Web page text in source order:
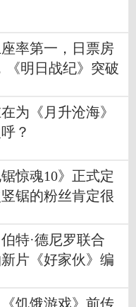
率第一，日票房
《明日战纪》突破
为《月升沧海》
？
惊魂10》正式定
锯的粉丝肯定很
特·德尼罗联合
新片《好家伙》编
《饥饿游戏》前传